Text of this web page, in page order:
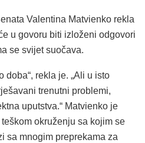
Valentina Matvienko rekla
u govoru biti izloženi odgovori
se svijet suočava.
doba“, rekla je. „Ali u isto
trenutni problemi,
uputstva.“ Matvienko je
okruženju sa kojim se
sa mnogim preprekama za